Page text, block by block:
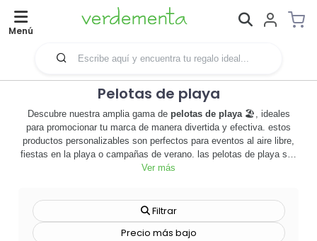
Menú
Pelotas de playa
Descubre nuestra amplia gama de pelotas de playa🏖️, ideales
para promocionar tu marca de manera divertida y efectiva. estos
productos personalizables son perfectos para eventos al aire libre,
fiestas en la playa o campañas de verano. las pelotas de playa son
una herramienta de merchandising excepcional, capaces de captar
imprimir tu logotipo o mensaje promocional. además, están
disponibles en una variedad de colores vibrantes y diseños
atractivos que seguramente atraerán a tu público objetivo. al ser
Ver más
Filtrar
Precio más bajo